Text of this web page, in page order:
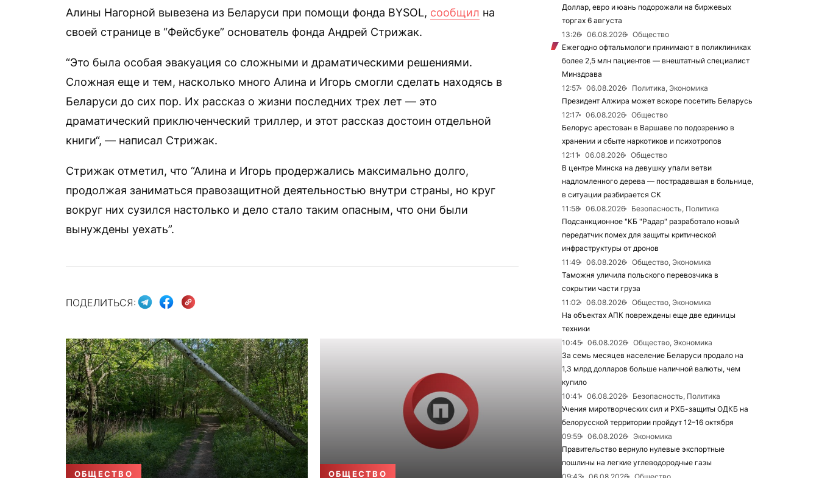
Алины Нагорной вывезена из Беларуси при помощи фонда BYSOL, сообщил на
своей странице в “Фейсбуке” основатель фонда Андрей Стрижак.
“Это была особая эвакуация со сложными и драматическими решениями.
Сложная еще и тем, насколько много Алина и Игорь смогли сделать находясь в
Беларуси до сих пор. Их рассказ о жизни последних трех лет — это
драматический приключенческий триллер, и этот рассказ достоин отдельной
книги“, — написал Стрижак.
Стрижак отметил, что “Алина и Игорь продержались максимально долго,
продолжая заниматься правозащитной деятельностью внутри страны, но круг
вокруг них сузился настолько и дело стало таким опасным, что они были
вынуждены уехать”.
ПОДЕЛИТЬСЯ:
ОБЩЕСТВО ОБЩЕСТВО
Доллар, евро и юань подорожали на биржевых
торгах 6 августа
13:26
06.08.2026
Общество
Ежегодно офтальмологи принимают в поликлиниках
более 2,5 млн пациентов — внештатный специалист
Минздрава
12:57
06.08.2026
Политика, Экономика
Президент Алжира может вскоре посетить Беларусь
12:17
06.08.2026
Общество
Белорус арестован в Варшаве по подозрению в
хранении и сбыте наркотиков и психотропов
12:11
06.08.2026
Общество
В центре Минска на девушку упали ветви
надломленного дерева — пострадавшая в больнице,
в ситуации разбирается СК
11:58
06.08.2026
Безопасность, Политика
Подсанкционное "КБ "Радар" разработало новый
передатчик помех для защиты критической
инфраструктуры от дронов
11:49
06.08.2026
Общество, Экономика
Таможня уличила польского перевозчика в
сокрытии части груза
11:02
06.08.2026
Общество, Экономика
На объектах АПК повреждены еще две единицы
техники
10:45
06.08.2026
Общество, Экономика
За семь месяцев население Беларуси продало на
1,3 млрд долларов больше наличной валюты, чем
купило
10:41
06.08.2026
Безопасность, Политика
Учения миротворческих сил и РХБ-защиты ОДКБ на
белорусской территории пройдут 12–16 октября
09:59
06.08.2026
Экономика
Правительство вернуло нулевые экспортные
пошлины на легкие углеводородные газы